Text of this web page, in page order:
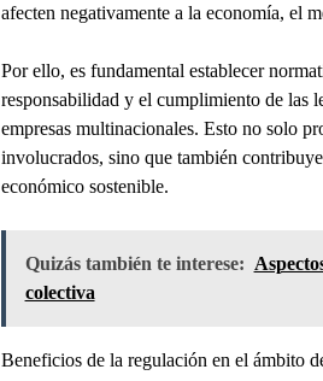
afecten negativamente a la economía, el
Por ello, es fundamental establecer
responsabilidad y el cumplimiento de las
empresas multinacionales. Esto no solo
involucrados, sino que también
económico sostenible.
Quizás también te interese:
colectiva
Beneficios de la regulación en el ámbito